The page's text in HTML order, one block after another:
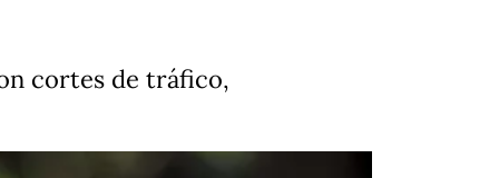
cortes de tráfico,